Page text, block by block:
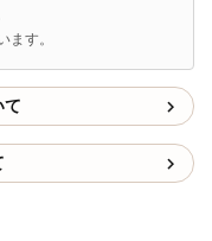
す。
て